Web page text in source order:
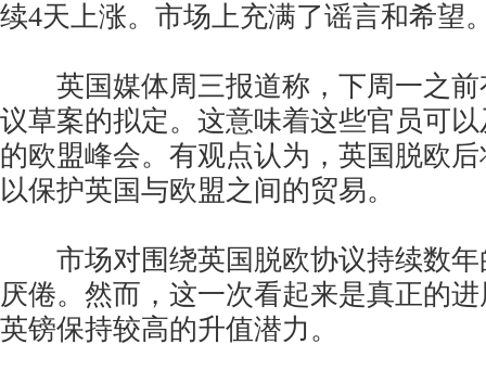
续4天上涨。市场上充满了谣言和希望
英国媒体周三报道称，下周一之前
议草案的拟定。这意味着这些官员可
的欧盟峰会。有观点认为，英国脱欧
以保护英国与欧盟之间的贸易。
市场对围绕英国脱欧协议持续数年
厌倦。然而，这一次看起来是真正的
英镑保持较高的升值潜力。